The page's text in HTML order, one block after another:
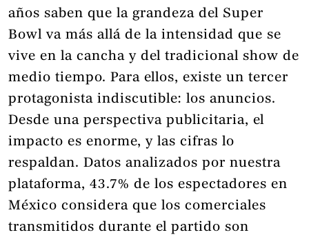
años saben que la grandeza del Super
Bowl va más allá de la intensidad que se
vive en la cancha y del tradicional show de
medio tiempo. Para ellos, existe un tercer
protagonista indiscutible: los anuncios.
Desde una perspectiva publicitaria, el
impacto es enorme, y las cifras lo
respaldan. Datos analizados por nuestra
plataforma, 43.7% de los espectadores en
México considera que los comerciales
transmitidos durante el partido son